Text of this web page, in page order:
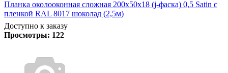
Планка околооконная сложная 200х50х18 (j-фаска) 0,5 Satin с
пленкой RAL 8017 шоколад (2,5м)
Доступно к заказу
Просмотры: 122